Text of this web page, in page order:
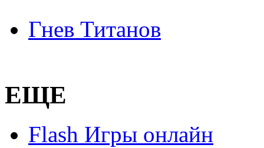
Гнев Титанов
ЕЩЕ
Flash Игры онлайн